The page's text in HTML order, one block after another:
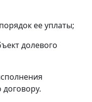
ее уплаты;
долевого